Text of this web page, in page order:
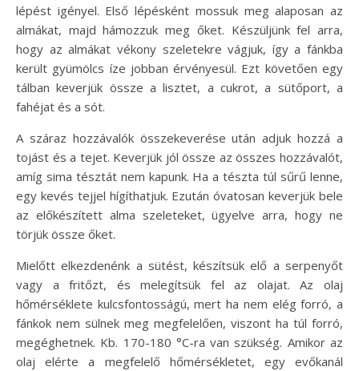
lépést igényel. Első lépésként mossuk meg alaposan az
almákat, majd hámozzuk meg őket. Készüljünk fel arra,
hogy az almákat vékony szeletekre vágjuk, így a fánkba
került gyümölcs íze jobban érvényesül. Ezt követően egy
tálban keverjük össze a lisztet, a cukrot, a sütőport, a
fahéjat és a sót.
A száraz hozzávalók összekeverése után adjuk hozzá a
tojást és a tejet. Keverjük jól össze az összes hozzávalót,
amíg sima tésztát nem kapunk. Ha a tészta túl sűrű lenne,
egy kevés tejjel hígíthatjuk. Ezután óvatosan keverjük bele
az előkészített alma szeleteket, ügyelve arra, hogy ne
törjük össze őket.
Mielőtt elkezdenénk a sütést, készítsük elő a serpenyőt
vagy a fritőzt, és melegítsük fel az olajat. Az olaj
hőmérséklete kulcsfontosságú, mert ha nem elég forró, a
fánkok nem sülnek meg megfelelően, viszont ha túl forró,
megéghetnek. Kb. 170-180 °C-ra van szükség. Amikor az
olaj elérte a megfelelő hőmérsékletet, egy evőkanál